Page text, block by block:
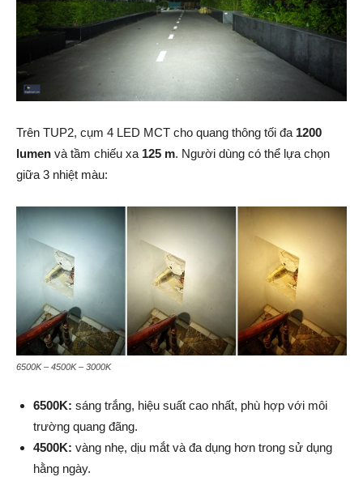
Trên TUP2, cụm 4 LED MCT cho quang thông tối đa 1200
lumen và tầm chiếu xa 125 m. Người dùng có thể lựa chọn
giữa 3 nhiệt màu:
6500K – 4500K – 3000K
6500K: sáng trắng, hiệu suất cao nhất, phù hợp với môi
trường quang đãng.
4500K: vàng nhẹ, dịu mắt và đa dụng hơn trong sử dụng
hằng ngày.